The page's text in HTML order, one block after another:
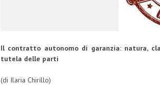
Il contratto autonomo di garanzia: natura,
tutela delle parti
(di Ilaria Chirillo)